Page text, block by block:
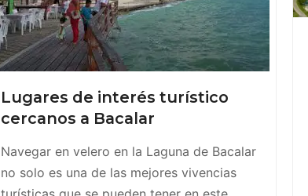
Lugares de interés turístico
cercanos a Bacalar
Navegar en velero en la Laguna de Bacalar
no solo es una de las mejores vivencias